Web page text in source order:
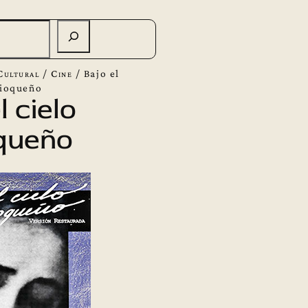
/Cine / Bajo el
cielo